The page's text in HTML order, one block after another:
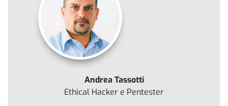
Andrea Tassotti
Ethical Hacker e Pentester